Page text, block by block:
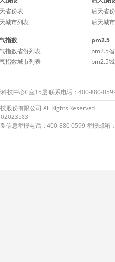
强，户
省份表
城市列表
后天省
后天城
指数
指数省份列表
指数城市列表
pm2.5
pm2.5
pm2.5
技中心C座15层 联系电话：400-880-
股份有限公司 All Rights Reserved
信息举报电话：400-880-0599 举报邮箱